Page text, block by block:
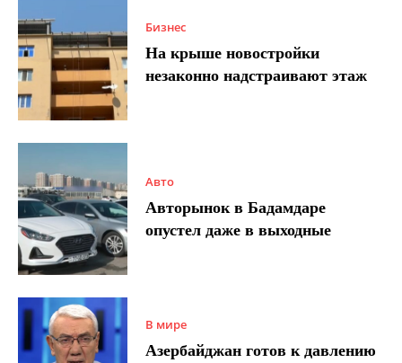
Бизнес
На крыше новостройки
незаконно надстраивают этаж
Авто
Авторынок в Бадамдаре
опустел даже в выходные
В мире
Азербайджан готов к давлению